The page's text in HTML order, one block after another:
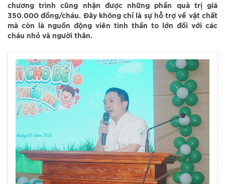
chương trình cũng nhận được những phần quà trị giá
350.000 đồng/cháu. Đây không chỉ là sự hỗ trợ về vật chất
mà còn là nguồn động viên tinh thần to lớn đối với các
cháu nhỏ và người thân.